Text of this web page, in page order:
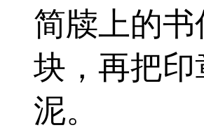
简牍上的
块，再把
泥。